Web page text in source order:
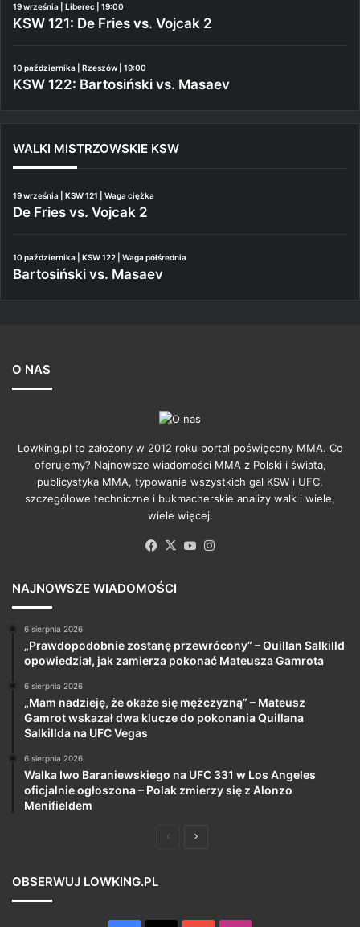
19 września | Liberec | 19:00
KSW 121: De Fries vs. Vojcak 2
10 października | Rzeszów | 19:00
KSW 122: Bartosiński vs. Masaev
WALKI MISTRZOWSKIE KSW
19 września | KSW 121 | Waga ciężka
De Fries vs. Vojcak 2
10 października | KSW 122 | Waga półśrednia
Bartosiński vs. Masaev
O NAS
Lowking.pl to założony w 2012 roku portal poświęcony MMA. Co
oferujemy? Najnowsze wiadomości MMA z Polski i świata,
publicystyka MMA, typowanie wszystkich gal KSW i UFC,
szczegółowe techniczne i bukmacherskie analizy walk i wiele,
wiele więcej.
Facebook
X YouTube
NAJNOWSZE WIADOMOŚCI
6 sierpnia 2026
„Prawdopodobnie zostanę przewrócony” – Quillan Salkilld
opowiedział, jak zamierza pokonać Mateusza Gamrota
6 sierpnia 2026
„Mam nadzieję, że okaże się mężczyzną” – Mateusz
Gamrot wskazał dwa klucze do pokonania Quillana
Salkillda na UFC Vegas
6 sierpnia 2026
Walka Iwo Baraniewskiego na UFC 331 w Los Angeles
oficjalnie ogłoszona – Polak zmierzy się z Alonzo
Menifieldem
PoprzedniaNastępna
OBSERWUJ LOWKING.PL